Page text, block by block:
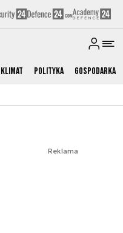
Klimat Polityka Gospodarka
Reklama